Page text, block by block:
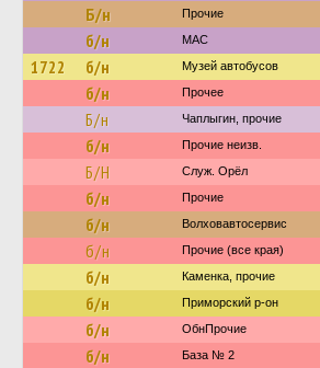
Б/н Прочие
б/н МАС
1722 б/н Музей автобусов
б/н Прочее
Б/н Чаплыгин, прочие
б/н Прочие неизв.
Б/Н Служ. Орёл
б/н Прочие
б/н Волховавтосервис
б/н Прочие (все края)
б/н Каменка, прочие
б/н Приморский р-он
б/н ОбнПрочие
б/н База № 2